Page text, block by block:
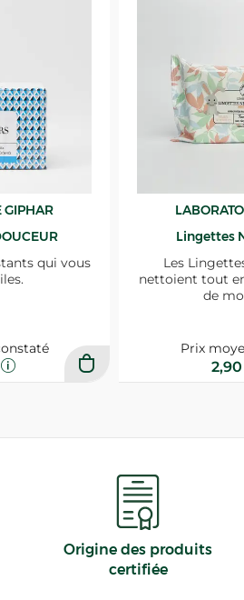
GIPHAR
qui vous
Lingettes
Les
nettoient tout
de
Prix
Origine des produits
certifiée